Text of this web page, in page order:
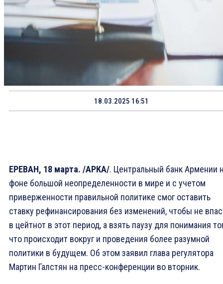
18.03.2025 16:51
ЕРЕВАН, 18 марта. /АРКА/. Центральный банк Армении
фоне большой неопределенности в мире и с учетом
приверженности правильной политике смог оставить
ставку рефинансирования без изменений, чтобы не
в цейтнот в этот период, а взять паузу для понимания
что происходит вокруг и проведения более разумной
политики в будущем. Об этом заявил глава регулятора
Мартин Галстян на пресс-конференции во вторник.